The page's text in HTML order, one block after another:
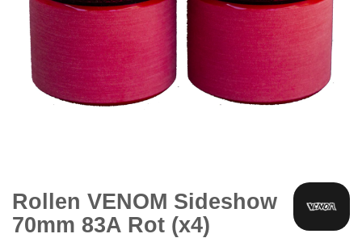
Bildgalerie
springen
Rollen VENOM Sideshow
70mm 83A Rot (x4)